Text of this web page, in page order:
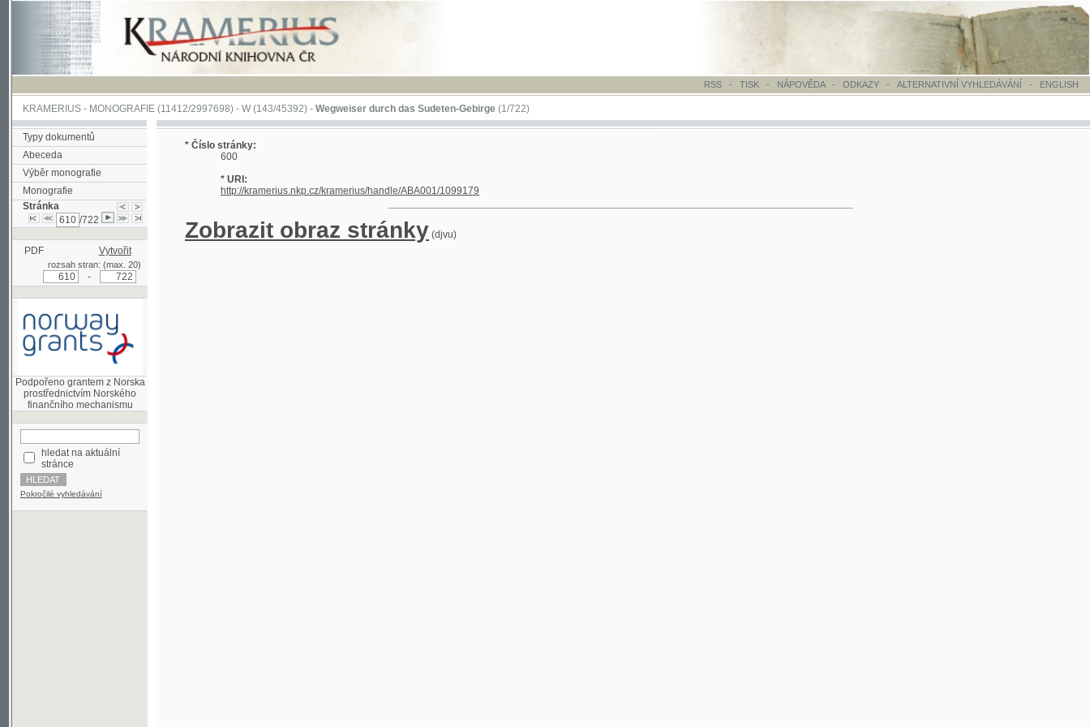
RSS - TISK-NÁPOVĚDA - ODKAZY - ALTERNATIVNÍ VYHLEDÁVÁNÍ- ENGLISH
KRAMERIUS-MONOGRAFIE(11412/2997698) -W (143/45392)-Wegweiser durch das Sudeten-Gebirge(1/722)
Typy dokumentů
Abeceda
Výběr monografie
Monografie
Stránka
/722
PDF Vytvořit
rozsah stran: (max. 20)
Podpořeno grantem z Norska
prostřednictvím Norského
hledat na aktuální
stránce
Pokročilé vyhledávání
* Číslo stránky:
600
* URI:
http://kramerius.nkp.cz/kramerius/handle/ABA001/1099179
Zobrazit obraz stránky